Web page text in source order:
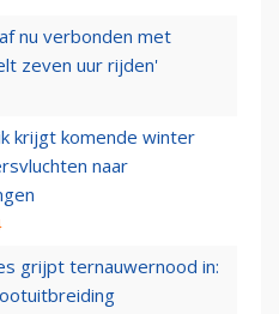
nu verbonden met
zeven uur rijden'
krijgt komende winter
naar
grijpt ternauwernood in: